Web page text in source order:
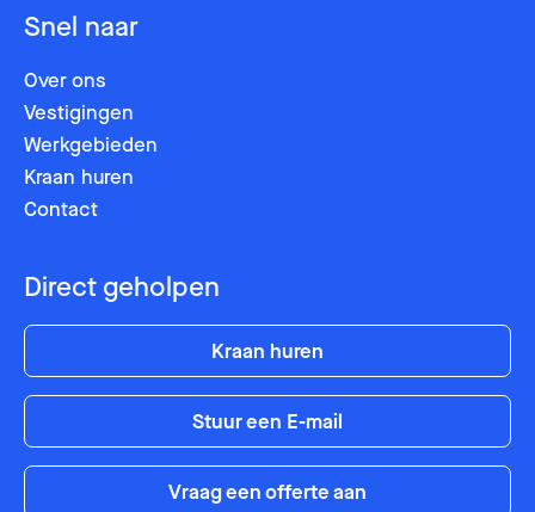
Kraan huren
Contact
E-mail *
Postcode
Telefoonnummer
Postcode
Snel naar
Over ons
Vestigingen
Werkgebieden
Kraan huren
Contact
Direct geholpen
Kraan huren
Stuur een E-mail
Vraag een offerte aan